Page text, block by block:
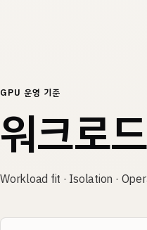
GPU 운영 기준
워크로
Workload fit · Isolation ·